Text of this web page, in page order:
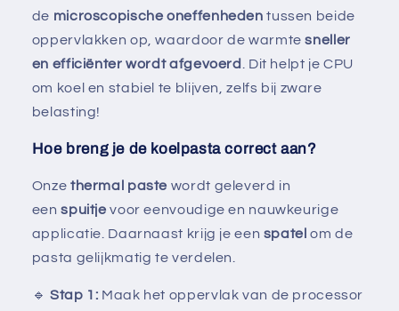
de microscopische oneffenheden tussen beide
oppervlakken op, waardoor de warmtesneller
en efficiënter wordt afgevoerd
. Dit helpt je CPU
om koel en stabiel te blijven, zelfs bij zware
belasting!
Hoe breng je de koelpasta correct aan?
Onze thermal paste wordt geleverd in
eenspuitje voor eenvoudige en nauwkeurige
applicatie. Daarnaast krijg je een spatel om de
pasta gelijkmatig te verdelen.
🔹Stap 1: Maak het oppervlak van de processor